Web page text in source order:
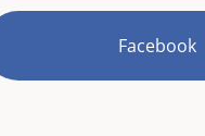
Facebook